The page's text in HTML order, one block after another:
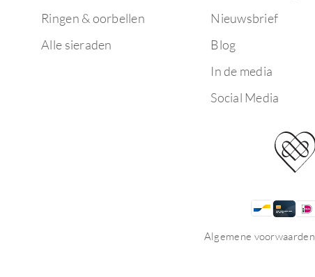
Ringen & oorbellen
Alle sieraden
Nieuwsbrief
Blog
In de media
Social Media
Algemene voorwaarden